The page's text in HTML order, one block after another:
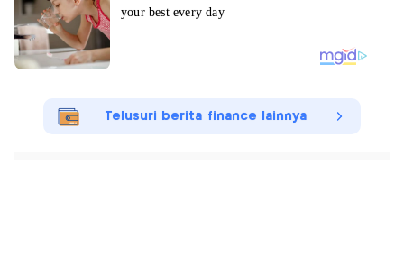
Telusuri berita finance lainnya